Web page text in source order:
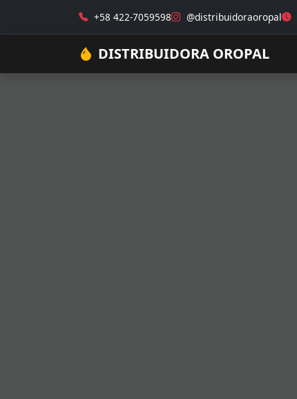
+58 422-7059598 @distribuidoraoropal
DISTRIBUIDORA OROPAL